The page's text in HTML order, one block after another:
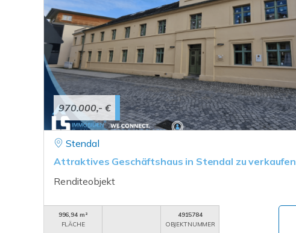
970.000,- €
Stendal
Attraktives Geschäftshaus in Stendal zu verkaufen
Renditeobjekt
996,94 m²
FLÄCHE
4915784
OBJEKTNUMMER